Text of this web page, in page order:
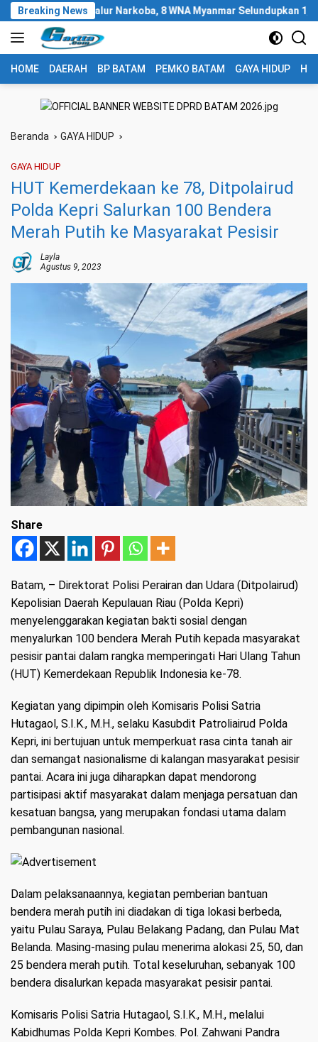
Langsung
ke
konten
Breaking News
Jalur Narkoba, 8 WNA Myanmar Selundupkan 1,3 Ton Ketamin
HOME DAERAH BP BATAM PEMKO BATAM GAYA HIDUP
Beranda GAYA HIDUP
GAYA HIDUP
HUT Kemerdekaan ke 78, Ditpolairud
Polda Kepri Salurkan 100 Bendera
Merah Putih ke Masyarakat Pesisir
Layla
Agustus 9, 2023
Share
Batam, – Direktorat Polisi Perairan dan Udara (Ditpolairud)
Kepolisian Daerah Kepulauan Riau (Polda Kepri)
menyelenggarakan kegiatan bakti sosial dengan
menyalurkan 100 bendera Merah Putih kepada masyarakat
pesisir pantai dalam rangka memperingati Hari Ulang Tahun
(HUT) Kemerdekaan Republik Indonesia ke-78.
Kegiatan yang dipimpin oleh Komisaris Polisi Satria
Hutagaol, S.I.K., M.H., selaku Kasubdit Patroliairud Polda
Kepri, ini bertujuan untuk memperkuat rasa cinta tanah air
dan semangat nasionalisme di kalangan masyarakat pesisir
pantai. Acara ini juga diharapkan dapat mendorong
partisipasi aktif masyarakat dalam menjaga persatuan dan
kesatuan bangsa, yang merupakan fondasi utama dalam
pembangunan nasional.
Dalam pelaksanaannya, kegiatan pemberian bantuan
bendera merah putih ini diadakan di tiga lokasi berbeda,
yaitu Pulau Saraya, Pulau Belakang Padang, dan Pulau Mat
Belanda. Masing-masing pulau menerima alokasi 25, 50, dan
25 bendera merah putih. Total keseluruhan, sebanyak 100
bendera disalurkan kepada masyarakat pesisir pantai.
Komisaris Polisi Satria Hutagaol, S.I.K., M.H., melalui
Kabidhumas Polda Kepri Kombes. Pol. Zahwani Pandra